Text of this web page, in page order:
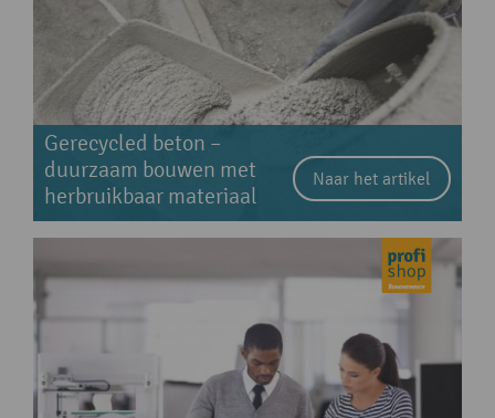
Gerecycled beton –
duurzaam bouwen met
herbruikbaar materiaal
Naar het artikel